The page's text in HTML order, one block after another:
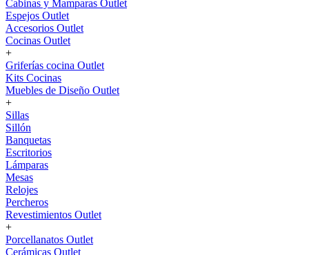
Cabinas y Mamparas Outlet
Espejos Outlet
Accesorios Outlet
Cocinas Outlet
+
Griferías cocina Outlet
Kits Cocinas
Muebles de Diseño Outlet
+
Sillas
Sillón
Banquetas
Escritorios
Lámparas
Mesas
Relojes
Percheros
Revestimientos Outlet
+
Porcellanatos Outlet
Cerámicas Outlet